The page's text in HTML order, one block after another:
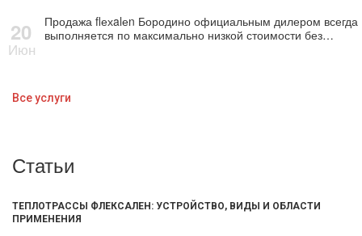
20
Июн
Продажа flехalеn Бородино официальным дилером всегда
выполняется по максимально низкой стоимости без…
Все услуги
Статьи
ТЕПЛОТРАССЫ ФЛЕКСАЛЕН: УСТРОЙСТВО, ВИДЫ И ОБЛАСТИ
ПРИМЕНЕНИЯ